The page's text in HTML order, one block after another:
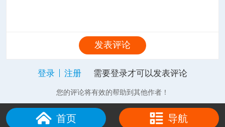
发表评论
登录 注册 需要登录才可以发表评论
您的评论将有效的帮助到其他作者！
首页 导航